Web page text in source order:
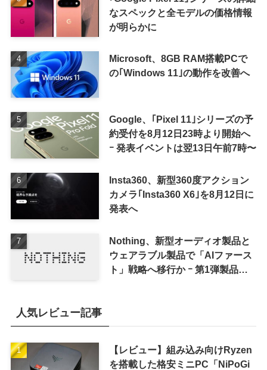
なスペックと全モデルの価格情報
が明らかに
Microsoft、8GB RAM搭載PCで
の｢Windows 11｣の動作を改善へ
Google、｢Pixel 11｣シリーズの予
約受付を8月12日23時より開始へ
ｰ 発表イベントは翌13日午前7時〜
Insta360、新型360度アクション
カメラ｢Insta360 X6｣を8月12日に
発表へ
Nothing、新型オーディオ製品と
ウェアラブル製品で「AIファース
ト」戦略へ移行か ｰ 第1弾製品は
人気レビュー記事
【レビュー】組み込み向けRyzen
を搭載した格安ミニPC「NiPoGi